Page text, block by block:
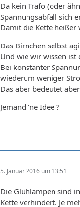
Da kein Trafo (oder
Spannungsabfall sich
Damit die Kette heißer
Das Birnchen selbst
Und wie wir wissen ist
Bei konstanter
wiederum weniger
Das aber bedeutet
Jemand 'ne Idee ?
5. Januar 2016 um 13:51
Die Glühlampen sind in
Kette verhindert. Je